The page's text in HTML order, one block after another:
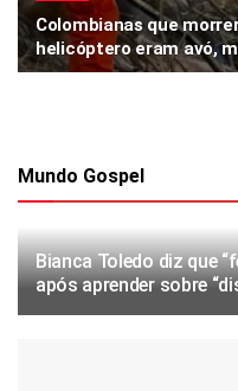
Colombianas que
helicóptero eram avó,
Mundo Gospel
Bianca Toledo diz que
após aprender sobre